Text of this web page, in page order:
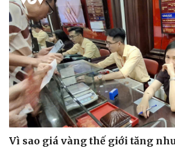
Vì sao giá vàng thế giới tăng